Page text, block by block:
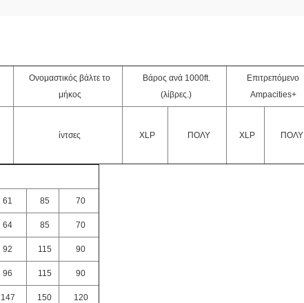
Ονομαστικός βάλτε το
μήκος
Βάρος ανά 1000ft.
(λίβρες.)
Επιτρεπόμενο
Ampacities+
ίντσες XLP ΠΟΛΥ XLP ΠΟΛΥ
61 85 70
64 85 70
92 115 90
96 115 90
147 150 120